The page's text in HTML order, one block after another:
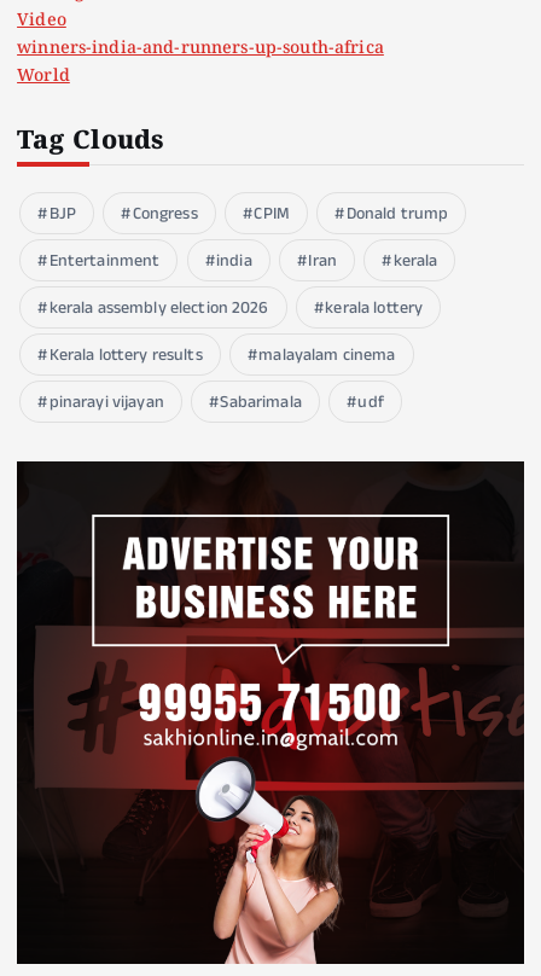
Video
winners-india-and-runners-up-south-africa
World
Tag Clouds
BJP Congress CPIM
Donald trump
Entertainment
india Iran
kerala
kerala assembly election 2026
kerala lottery
Kerala lottery results
malayalam cinema
pinarayi vijayan
Sabarimala udf